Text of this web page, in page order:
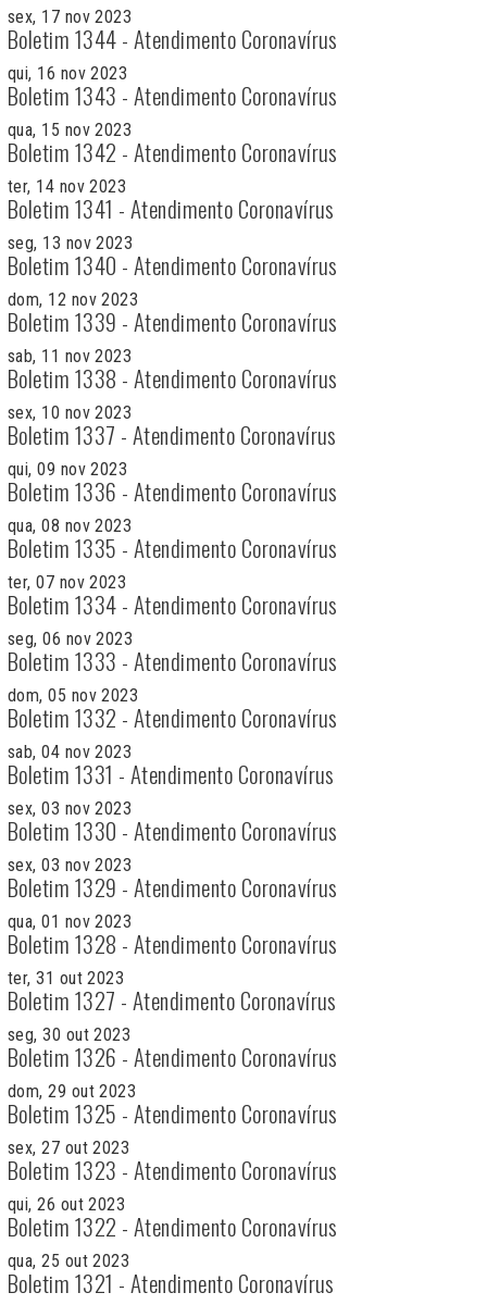
sex, 17 nov 2023
Boletim 1344 - Atendimento Coronavírus
qui, 16 nov 2023
Boletim 1343 - Atendimento Coronavírus
qua, 15 nov 2023
Boletim 1342 - Atendimento Coronavírus
ter, 14 nov 2023
Boletim 1341 - Atendimento Coronavírus
seg, 13 nov 2023
Boletim 1340 - Atendimento Coronavírus
dom, 12 nov 2023
Boletim 1339 - Atendimento Coronavírus
sab, 11 nov 2023
Boletim 1338 - Atendimento Coronavírus
sex, 10 nov 2023
Boletim 1337 - Atendimento Coronavírus
qui, 09 nov 2023
Boletim 1336 - Atendimento Coronavírus
qua, 08 nov 2023
Boletim 1335 - Atendimento Coronavírus
ter, 07 nov 2023
Boletim 1334 - Atendimento Coronavírus
seg, 06 nov 2023
Boletim 1333 - Atendimento Coronavírus
dom, 05 nov 2023
Boletim 1332 - Atendimento Coronavírus
sab, 04 nov 2023
Boletim 1331 - Atendimento Coronavírus
sex, 03 nov 2023
Boletim 1330 - Atendimento Coronavírus
sex, 03 nov 2023
Boletim 1329 - Atendimento Coronavírus
qua, 01 nov 2023
Boletim 1328 - Atendimento Coronavírus
ter, 31 out 2023
Boletim 1327 - Atendimento Coronavírus
seg, 30 out 2023
Boletim 1326 - Atendimento Coronavírus
dom, 29 out 2023
Boletim 1325 - Atendimento Coronavírus
sex, 27 out 2023
Boletim 1323 - Atendimento Coronavírus
qui, 26 out 2023
Boletim 1322 - Atendimento Coronavírus
qua, 25 out 2023
Boletim 1321 - Atendimento Coronavírus